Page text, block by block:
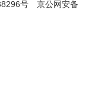
号
京公网安备